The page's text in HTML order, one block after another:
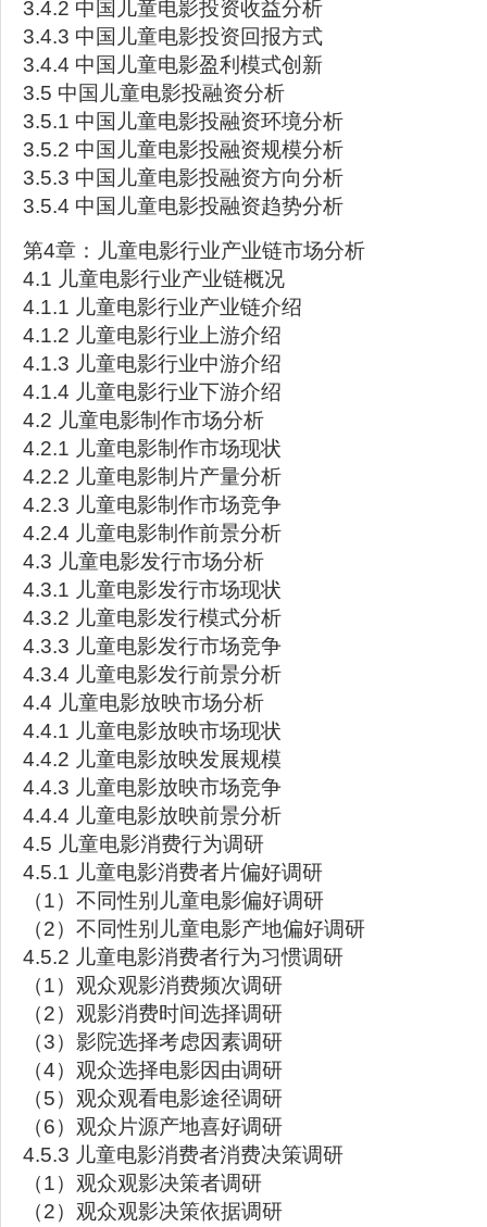
3.4.2 中国儿童电影投资收益分析
3.4.3 中国儿童电影投资回报方式
3.4.4 中国儿童电影盈利模式创新
3.5 中国儿童电影投融资分析
3.5.1 中国儿童电影投融资环境分析
3.5.2 中国儿童电影投融资规模分析
3.5.3 中国儿童电影投融资方向分析
3.5.4 中国儿童电影投融资趋势分析
第4章：儿童电影行业产业链市场分析
4.1 儿童电影行业产业链概况
4.1.1 儿童电影行业产业链介绍
4.1.2 儿童电影行业上游介绍
4.1.3 儿童电影行业中游介绍
4.1.4 儿童电影行业下游介绍
4.2 儿童电影制作市场分析
4.2.1 儿童电影制作市场现状
4.2.2 儿童电影制片产量分析
4.2.3 儿童电影制作市场竞争
4.2.4 儿童电影制作前景分析
4.3 儿童电影发行市场分析
4.3.1 儿童电影发行市场现状
4.3.2 儿童电影发行模式分析
4.3.3 儿童电影发行市场竞争
4.3.4 儿童电影发行前景分析
4.4 儿童电影放映市场分析
4.4.1 儿童电影放映市场现状
4.4.2 儿童电影放映发展规模
4.4.3 儿童电影放映市场竞争
4.4.4 儿童电影放映前景分析
4.5 儿童电影消费行为调研
4.5.1 儿童电影消费者片偏好调研
（1）不同性别儿童电影偏好调研
（2）不同性别儿童电影产地偏好调研
4.5.2 儿童电影消费者行为习惯调研
（1）观众观影消费频次调研
（2）观影消费时间选择调研
（3）影院选择考虑因素调研
（4）观众选择电影因由调研
（5）观众观看电影途径调研
（6）观众片源产地喜好调研
4.5.3 儿童电影消费者消费决策调研
（1）观众观影决策者调研
（2）观众观影决策依据调研